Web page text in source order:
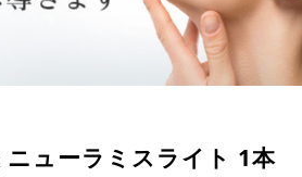
ューラミスライト 1本